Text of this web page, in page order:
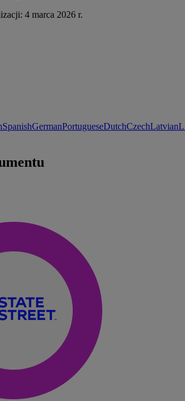
4 marca 2026 r.
SpanishGermanPortugueseDutchCzechLatvian